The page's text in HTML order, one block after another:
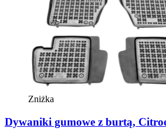
Zniżka
Dywaniki gumowe z burtą,